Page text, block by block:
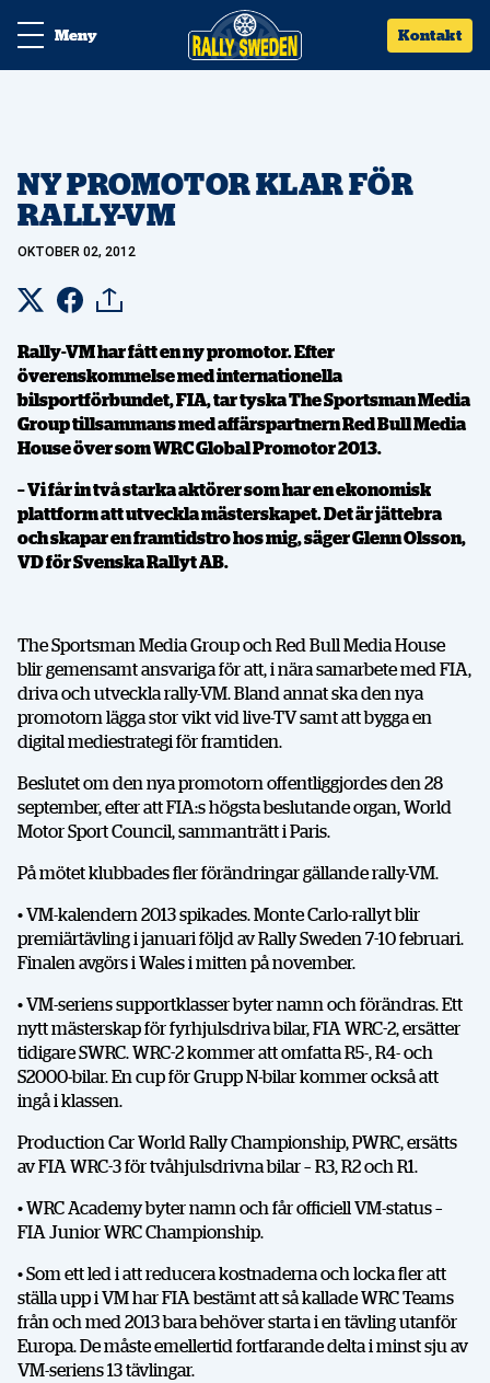
Kontakt
Meny
NY PROMOTOR KLAR FÖR
RALLY-VM
OKTOBER 02, 2012
Rally-VM har fått en ny promotor. Efter
överenskommelse med internationella
bilsportförbundet, FIA, tar tyska The Sportsman Media
Group tillsammans med affärspartnern Red Bull Media
House över som WRC Global Promotor 2013.
– Vi får in två starka aktörer som har en ekonomisk
plattform att utveckla mästerskapet. Det är jättebra
och skapar en framtidstro hos mig, säger Glenn Olsson,
VD för Svenska Rallyt AB.
The Sportsman Media Group och Red Bull Media House
blir gemensamt ansvariga för att, i nära samarbete med FIA,
driva och utveckla rally-VM. Bland annat ska den nya
promotorn lägga stor vikt vid live-TV samt att bygga en
digital mediestrategi för framtiden.
Beslutet om den nya promotorn offentliggjordes den 28
september, efter att FIA:s högsta beslutande organ, World
Motor Sport Council, sammanträtt i Paris.
På mötet klubbades fler förändringar gällande rally-VM.
• VM-kalendern 2013 spikades. Monte Carlo-rallyt blir
premiärtävling i januari följd av Rally Sweden 7-10 februari.
Finalen avgörs i Wales i mitten på november.
• VM-seriens supportklasser byter namn och förändras. Ett
nytt mästerskap för fyrhjulsdriva bilar, FIA WRC-2, ersätter
tidigare SWRC. WRC-2 kommer att omfatta R5-, R4- och
S2000-bilar. En cup för Grupp N-bilar kommer också att
ingå i klassen.
Production Car World Rally Championship, PWRC, ersätts
av FIA WRC-3 för tvåhjulsdrivna bilar – R3, R2 och R1.
• WRC Academy byter namn och får officiell VM-status –
FIA Junior WRC Championship.
• Som ett led i att reducera kostnaderna och locka fler att
ställa upp i VM har FIA bestämt att så kallade WRC Teams
från och med 2013 bara behöver starta i en tävling utanför
Europa. De måste emellertid fortfarande delta i minst sju av
VM-seriens 13 tävlingar.